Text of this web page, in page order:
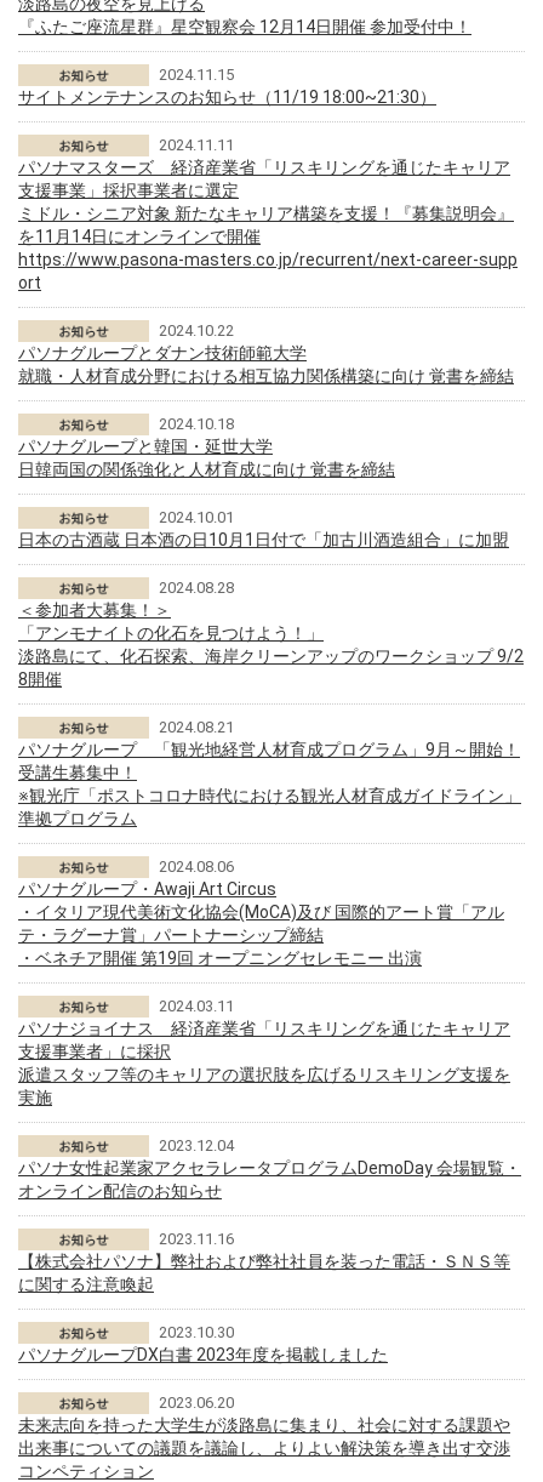
『ふたご座流星群』星空観察会 12月14日開催 参加受付中！
2024.11.15
サイトメンテナンスのお知らせ（11/19 18:00~21:30）
2024.11.11
パソナマスターズ 経済産業省「リスキリングを通じたキャリア
支援事業」採択事業者に選定
ミドル・シニア対象 新たなキャリア構築を支援！『募集説明会』
を11月14日にオンラインで開催
https://www.pasona-masters.co.jp/recurrent/next-career-supp
ort
2024.10.22
パソナグループとダナン技術師範大学
就職・人材育成分野における相互協力関係構築に向け 覚書を締結
2024.10.18
パソナグループと韓国・延世大学
日韓両国の関係強化と人材育成に向け 覚書を締結
2024.10.01
日本の古酒蔵 日本酒の日10月1日付で「加古川酒造組合」に加盟
2024.08.28
＜参加者大募集！＞
「アンモナイトの化石を見つけよう！」
淡路島にて、化石探索、海岸クリーンアップのワークショップ 9/2
8開催
2024.08.21
パソナグループ 「観光地経営人材育成プログラム」9月～開始！
受講生募集中！
※観光庁「ポストコロナ時代における観光人材育成ガイドライン」
準拠プログラム
2024.08.06
パソナグループ・Awaji Art Circus
・イタリア現代美術文化協会(MoCA)及び 国際的アート賞「アル
テ・ラグーナ賞」パートナーシップ締結
・ベネチア開催 第19回 オープニングセレモニー 出演
2024.03.11
パソナジョイナス 経済産業省「リスキリングを通じたキャリア
支援事業者」に採択
派遣スタッフ等のキャリアの選択肢を広げるリスキリング支援を
実施
2023.12.04
パソナ女性起業家アクセラレータプログラムDemoDay 会場観覧・
オンライン配信のお知らせ
2023.11.16
【株式会社パソナ】弊社および弊社社員を装った電話・ＳＮＳ等
に関する注意喚起
2023.10.30
パソナグループDX白書 2023年度を掲載しました
2023.06.20
未来志向を持った大学生が淡路島に集まり、社会に対する課題や
出来事についての議題を議論し、よりよい解決策を導き出す交渉
コンペティション